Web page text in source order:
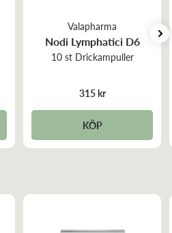
Valapharma
Nodi Lymphatici D6
10 st Drickampuller
315 kr
KÖP